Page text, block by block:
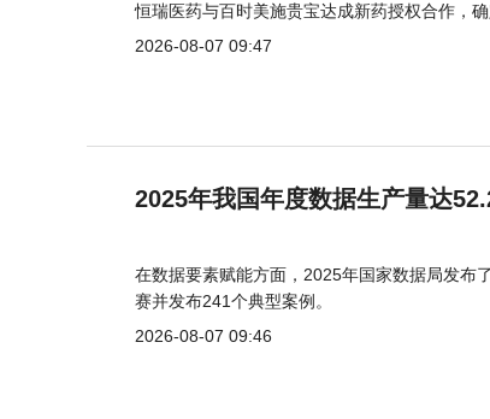
恒瑞医药与百时美施贵宝达成新药授权合作，
2026-08-07 09:47
2025年我国年度数据生产量达
在数据要素赋能方面，2025年国家数据局发布
赛并发布241个典型案例。
2026-08-07 09:46